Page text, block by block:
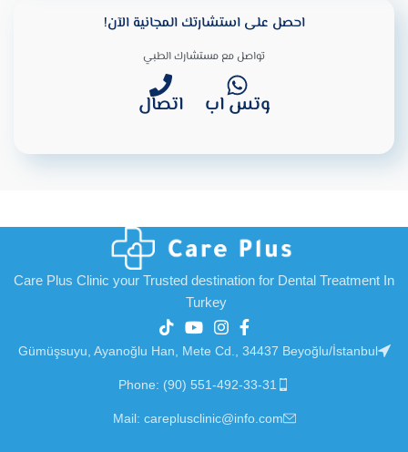
احصل على استشارتك المجانية الآن!
تواصل مع مستشارك الطبي
وتس اب اتصال
Care Plus Clinic your Trusted destination for Dental Treatment In
Turkey
Gümüşsuyu, Ayanoğlu Han, Mete Cd., 34437 Beyoğlu/İstanbul
Phone: (90) 551-492-33-31
Mail: careplusclinic@info.com